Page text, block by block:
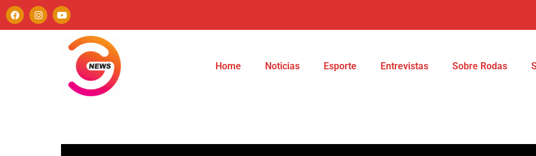
Home Noticias Esporte Entrevistas Sobre Rodas